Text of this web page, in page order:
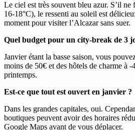
Le ciel est très souvent bleu azur. S’il
16-18°C), le ressenti au soleil est
moment pour visiter l’Alcazar sans suer.
Quel budget pour un city-break de 3
Janvier étant la basse saison, vous
moins de 50€ et des hôtels de charme à
printemps.
Est-ce que tout est ouvert en janvier ?
Dans les grandes capitales, oui.
boutiques peuvent avoir des horaires
Google Maps avant de vous déplacer.